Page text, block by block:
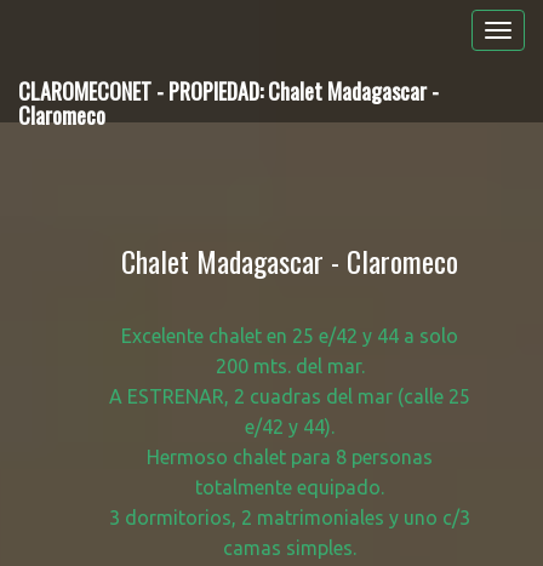
CLAROMECONET - PROPIEDAD: Chalet Madagascar -
Claromeco
Chalet Madagascar - Claromeco
Excelente chalet en 25 e/42 y 44 a solo
200 mts. del mar.
A ESTRENAR, 2 cuadras del mar (calle 25
e/42 y 44).
Hermoso chalet para 8 personas
totalmente equipado.
3 dormitorios, 2 matrimoniales y uno c/3
camas simples.